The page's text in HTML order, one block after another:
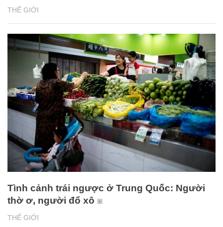
THẾ GIỚI
THẾ GIỚI
Tình cảnh trái ngược ở Trung Quốc: Người
thờ ơ, người đổ xô